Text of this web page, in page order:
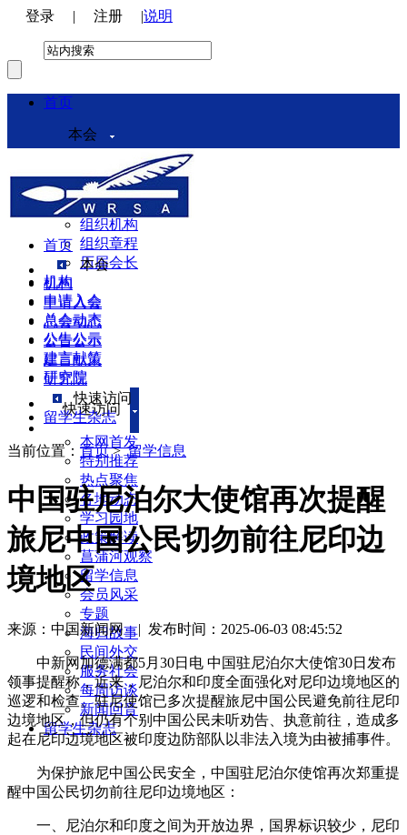
登录 | 注册 |说明
首页
本会
本会介绍
领导机构
理事会
组织机构
组织章程
历届会长
机构
申请入会
总会动态
公告公示
建言献策
研究院
快速访问
本网首发
特别推荐
热点聚焦
各地动态
学习园地
政策解读
菖蒲河观察
留学信息
会员风采
专题
海归故事
民间外交
服务社会
每周访谈
新闻回音
留学生杂志
首页
本会
机构
申请入会
总会动态
公告公示
建言献策
研究院
快速访问
留学生杂志
当前位置： 首页>留学信息
中国驻尼泊尔大使馆再次提醒
旅尼中国公民切勿前往尼印边
境地区
来源：中国新闻网 | 发布时间：2025-06-03 08:45:52
中新网加德满都5月30日电 中国驻尼泊尔大使馆30日发布
领事提醒称，近来，尼泊尔和印度全面强化对尼印边境地区的
巡逻和检查。驻尼使馆已多次提醒旅尼中国公民避免前往尼印
边境地区，但仍有个别中国公民未听劝告、执意前往，造成多
起在尼印边境地区被印度边防部队以非法入境为由被捕事件。
为保护旅尼中国公民安全，中国驻尼泊尔使馆再次郑重提
醒中国公民切勿前往尼印边境地区：
一、尼泊尔和印度之间为开放边界，国界标识较少，尼印